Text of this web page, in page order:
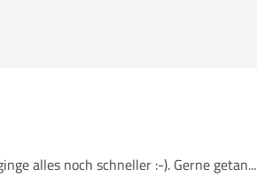
alles noch schneller :-). Gerne getan...